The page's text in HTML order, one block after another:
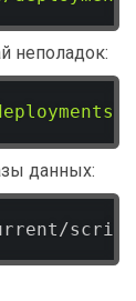
неполадок:
данных: